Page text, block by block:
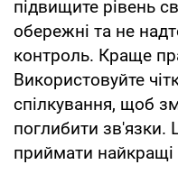
підвищите рівень
обережні та не
контроль. Краще
Використовуйте
спілкування, щоб
поглибити зв'язки.
приймати найкращі